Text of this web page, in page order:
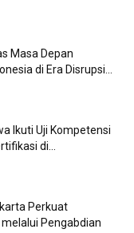
Masa Depan
di Era Disrupsi...
Ikuti Uji Kompetensi
di...
Perkuat
Pengabdian